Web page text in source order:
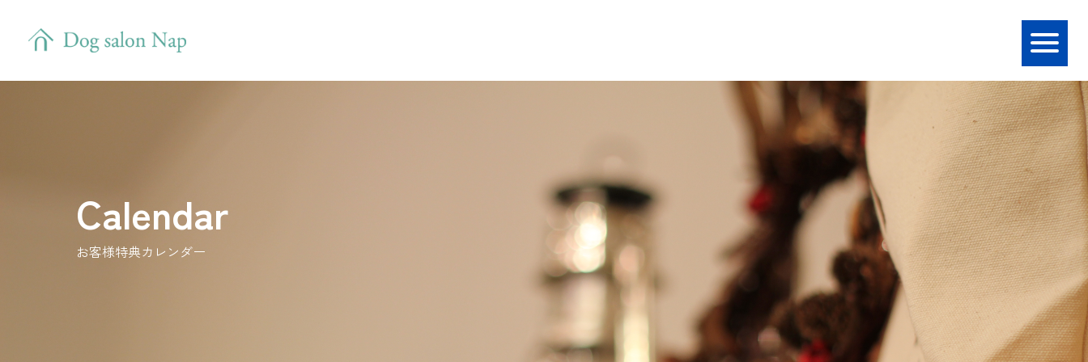
Calendar
お客様特典カレンダー